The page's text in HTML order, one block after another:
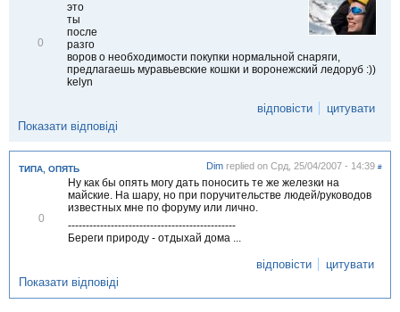
т
0
это
ты
после
разго
воров о необходимости покупки нормальной снаряги,
предлагаешь муравьевские кошки и воронежский ледоруб :))
kelyn
відповісти
цитувати
Показати відповіді
ТИПА, ОПЯТЬ Dim replied on Срд, 25/04/2007 - 14:39 #
т
0
Ну как бы опять могу дать поносить те же железки на
майские. На шару, но при поручительстве людей/руководов
известных мне по форуму или лично.
-----------------------------------------------
Береги природу - отдыхай дома ...
відповісти
цитувати
Показати відповіді